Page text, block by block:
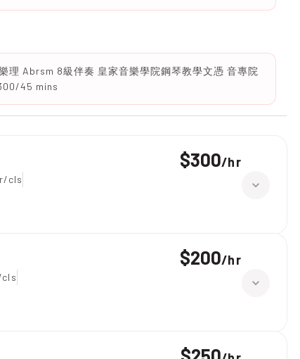
理 Abrsm 8級伴奏 皇家音樂學院鋼琴教學文憑 音專院
45 mins
cls
$300/hr
cls
$200/hr